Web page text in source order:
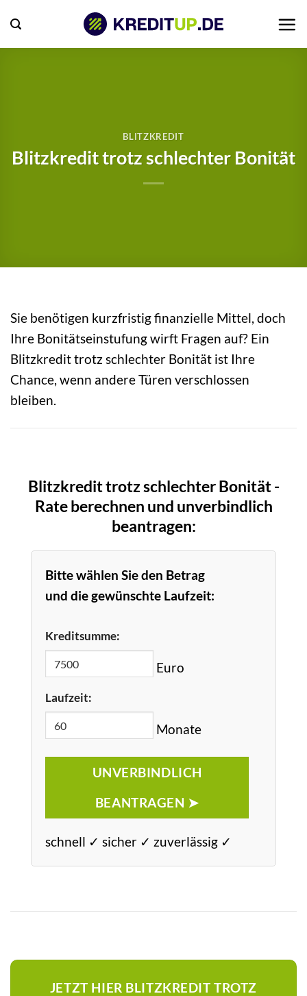
Inhalt
springen
BLITZKREDIT
Blitzkredit trotz schlechter Bonität
Sie benötigen kurzfristig finanzielle Mittel, doch
Ihre Bonitätseinstufung wirft Fragen auf? Ein
Blitzkredit trotz schlechter Bonität ist Ihre
Chance, wenn andere Türen verschlossen
bleiben.
Blitzkredit trotz schlechter Bonität -
Rate berechnen und unverbindlich
beantragen:
Bitte wählen Sie den Betrag
und die gewünschte Laufzeit:
Kreditsumme:
Euro
Laufzeit:
Monate
UNVERBINDLICH
BEANTRAGEN ➤
schnell ✓ sicher ✓ zuverlässig ✓
JETZT HIER BLITZKREDIT TROTZ